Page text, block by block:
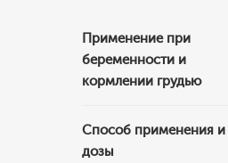
Применение при
беременности и
кормлении грудью
Способ применения и
дозы